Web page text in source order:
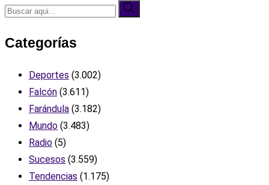
Categorías
Deportes (3.002)
Falcón (3.611)
Farándula (3.182)
Mundo (3.483)
Radio (5)
Sucesos (3.559)
Tendencias (1.175)